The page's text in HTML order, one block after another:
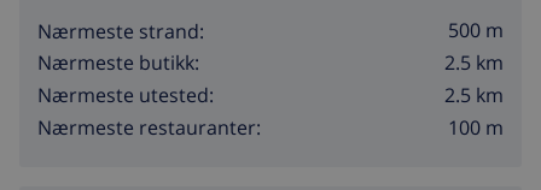
Nærmeste strand:
500 m
Nærmeste butikk:
2.5 km
Nærmeste utested:
2.5 km
Nærmeste restauranter:
100 m